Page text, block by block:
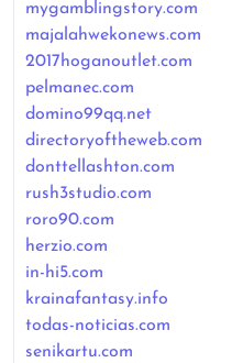
mygamblingstory.com
majalahwekonews.com
2017hoganoutlet.com
pelmanec.com
domino99qq.net
directoryoftheweb.com
donttellashton.com
rush3studio.com
roro90.com
herzio.com
in-hi5.com
krainafantasy.info
todas-noticias.com
senikartu.com